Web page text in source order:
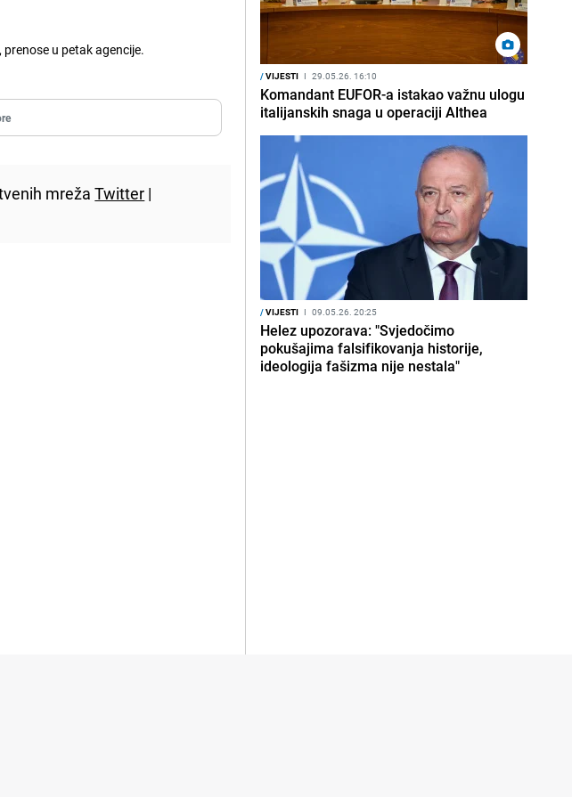
u petak agencije.
mrežaTwitter |
/VIJESTI I 29.05.26. 16:10
Komandant EUFOR-a istakao važnu ulogu
italijanskih snaga u operaciji Althea
/VIJESTI I 09.05.26. 20:25
Helez upozorava: "Svjedočimo
pokušajima falsifikovanja historije,
ideologija fašizma nije nestala"